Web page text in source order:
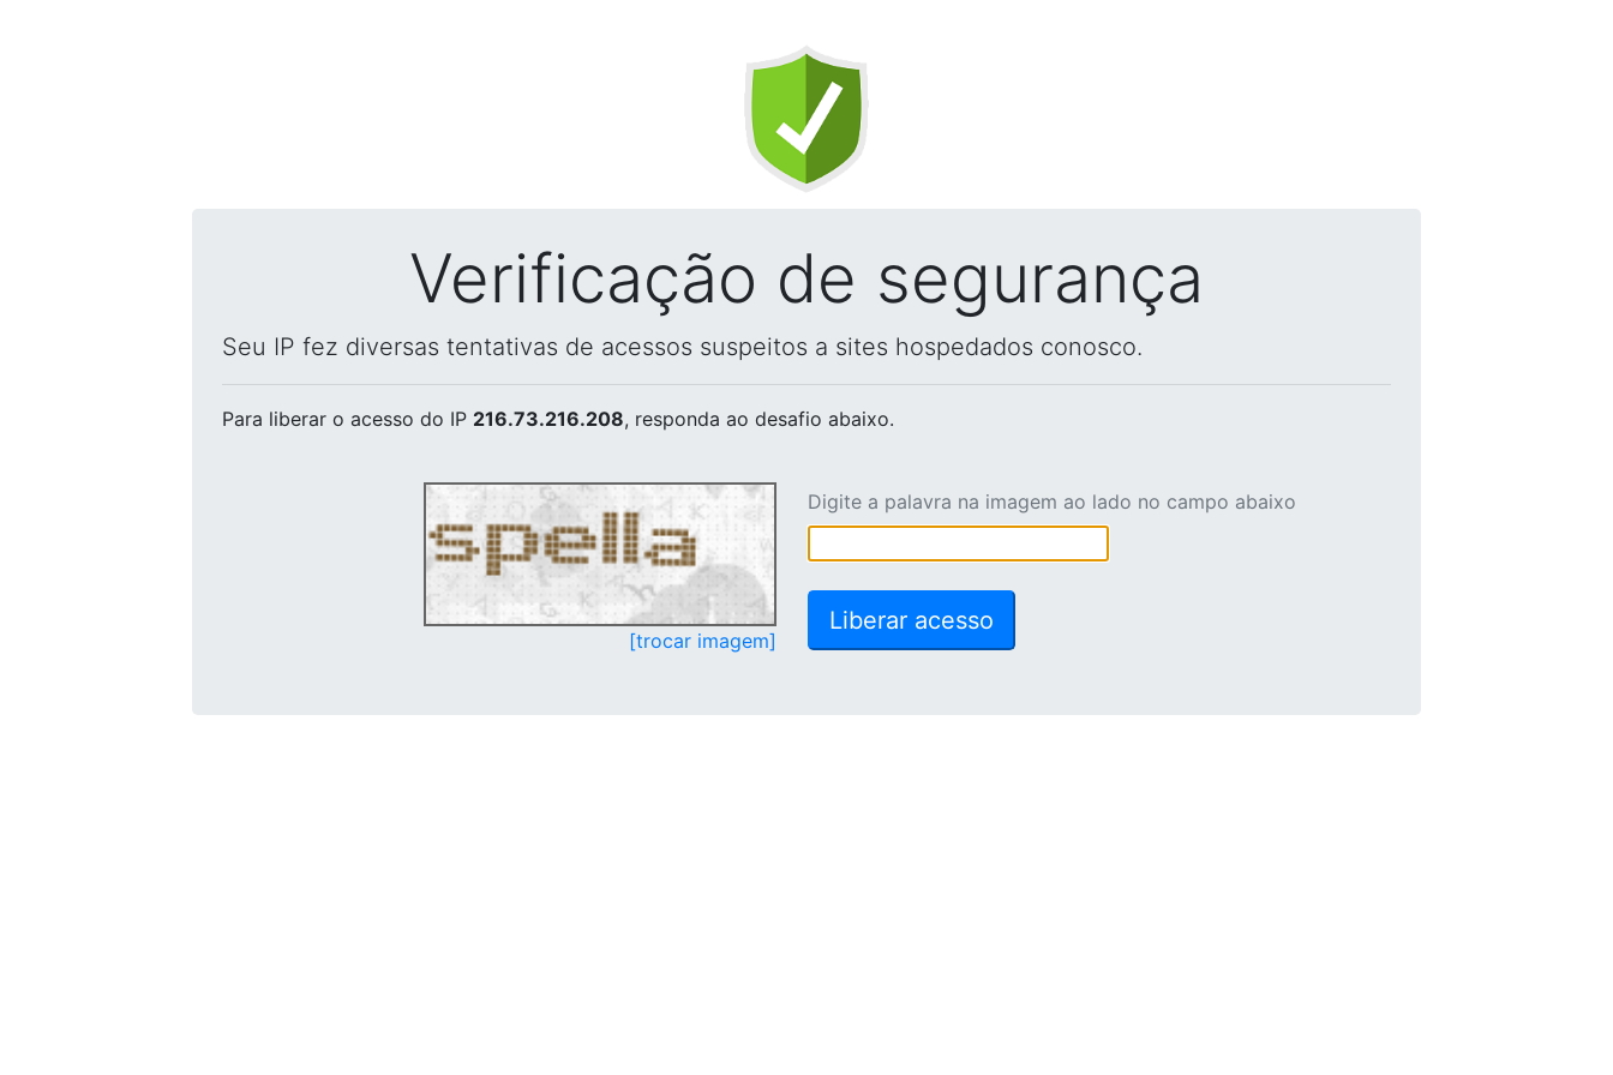
Verificação de segurança
Seu IP fez diversas tentativas de acessos suspeitos a sites hospedados conosco.
Para liberar o acesso do IP 216.73.216.208, responda ao desafio abaixo.
[trocar imagem]
Digite a palavra na imagem ao lado no campo abaixo